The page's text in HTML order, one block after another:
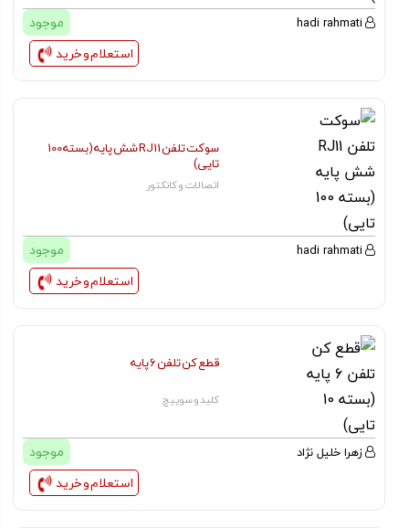
hadi rahmati موجود
استعلام و خرید
سوکت تلفن RJ11 شش پایه (بسته 100
تایی)
اتصالات و کانکتور
hadi rahmati موجود
استعلام و خرید
قطع کن تلفن 6 پایه
کلید و سوییچ
زهرا خلیل نژاد موجود
استعلام و خرید